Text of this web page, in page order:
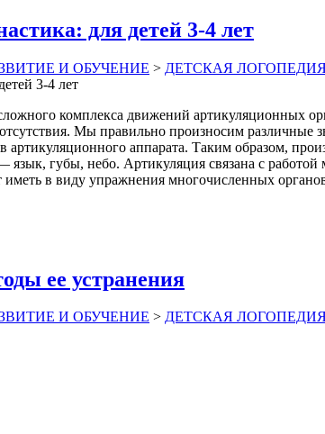
для детей 3-4 лет
И ОБУЧЕНИЕ > ДЕТСКАЯ
сложного комплекса движений артикуляционных
Мы правильно произносим
артикуляционного аппарата. Таким образом,
губы, небо. Артикуляция связана с
иметь в виду упражнения многочисленных
ее устранения
И ОБУЧЕНИЕ > ДЕТСКАЯ